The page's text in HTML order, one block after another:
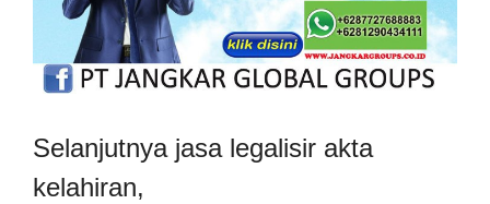
Selanjutnya jasa legalisir akta
kelahiran,